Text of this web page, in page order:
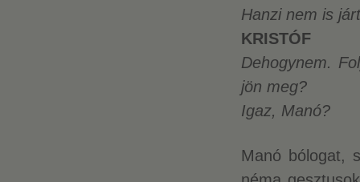
Hanzi nem is
KRISTÓF
Dehogynem.
jön meg?
Igaz, Manó?
Manó bólogat,